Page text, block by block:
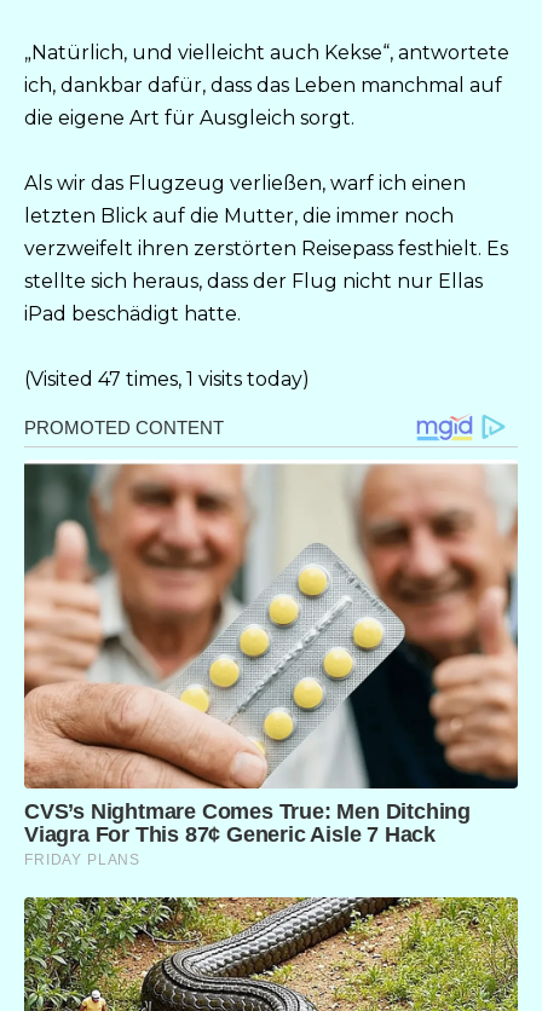
„Natürlich, und vielleicht auch Kekse“, antwortete
ich, dankbar dafür, dass das Leben manchmal auf
die eigene Art für Ausgleich sorgt.
Als wir das Flugzeug verließen, warf ich einen
letzten Blick auf die Mutter, die immer noch
verzweifelt ihren zerstörten Reisepass festhielt. Es
stellte sich heraus, dass der Flug nicht nur Ellas
iPad beschädigt hatte.
(Visited 47 times, 1 visits today)